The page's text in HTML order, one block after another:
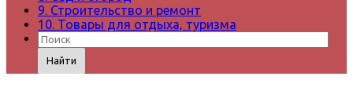
9. Строительство и ремонт
10. Товары для отдыха, туризма
Найти